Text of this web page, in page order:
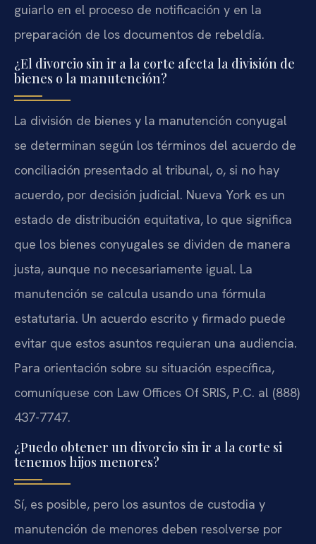
guiarlo en el proceso de notificación y en la
preparación de los documentos de rebeldía.
¿El divorcio sin ir a la corte afecta la división de
bienes o la manutención?
La división de bienes y la manutención conyugal
se determinan según los términos del acuerdo de
conciliación presentado al tribunal, o, si no hay
acuerdo, por decisión judicial. Nueva York es un
estado de distribución equitativa, lo que significa
que los bienes conyugales se dividen de manera
justa, aunque no necesariamente igual. La
manutención se calcula usando una fórmula
estatutaria. Un acuerdo escrito y firmado puede
evitar que estos asuntos requieran una audiencia.
Para orientación sobre su situación específica,
comuníquese con Law Offices Of SRIS, P.C. al (888)
437-7747.
¿Puedo obtener un divorcio sin ir a la corte si
tenemos hijos menores?
Sí, es posible, pero los asuntos de custodia y
manutención de menores deben resolverse por